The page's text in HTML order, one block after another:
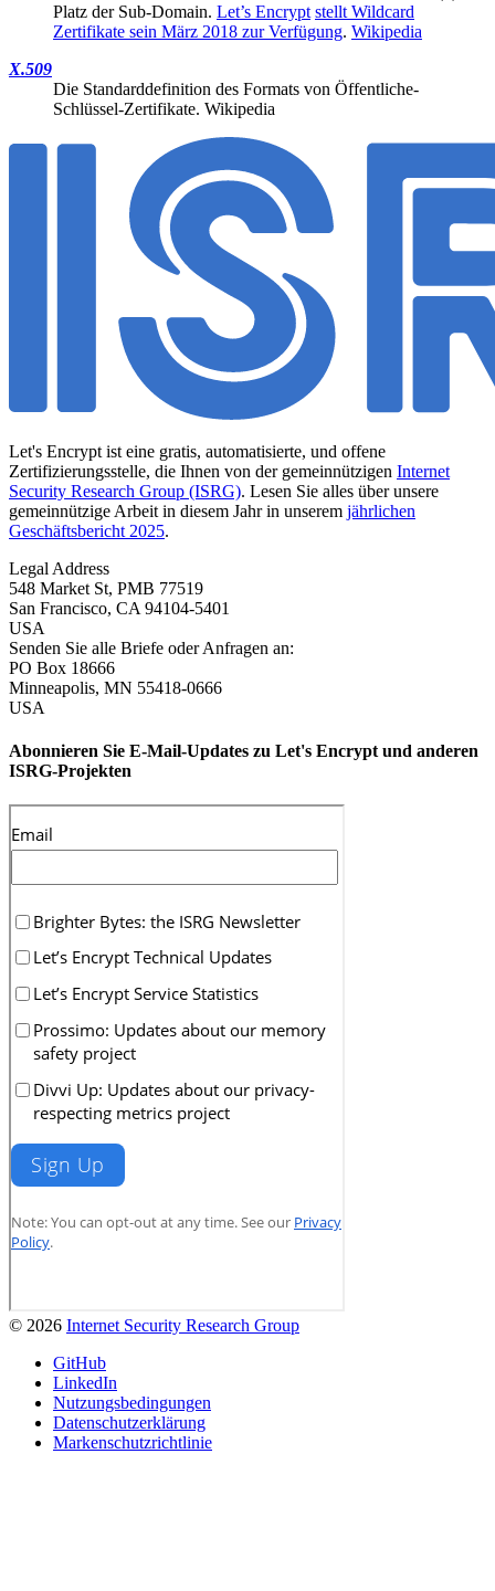
Platz der Sub-Domain. Let’s Encrypt stellt Wildcard
Zertifikate sein März 2018 zur Verfügung. Wikipedia
X.509
Die Standarddefinition des Formats von Öffentliche-
Schlüssel-Zertifikate. Wikipedia
Let's Encrypt ist eine gratis, automatisierte, und offene
Zertifizierungsstelle, die Ihnen von der gemeinnützigen Internet
Security Research Group (ISRG). Lesen Sie alles über unsere
gemeinnützige Arbeit in diesem Jahr in unserem jährlichen
Geschäftsbericht 2025.
Legal Address
548 Market St, PMB 77519
San Francisco, CA 94104-5401
USA
Senden Sie alle Briefe oder Anfragen an:
PO Box 18666
Minneapolis, MN 55418-0666
USA
Abonnieren Sie E-Mail-Updates zu Let's Encrypt und anderen
ISRG-Projekten
© 2026 Internet Security Research Group
GitHub
LinkedIn
Nutzungsbedingungen
Datenschutzerklärung
Markenschutzrichtlinie